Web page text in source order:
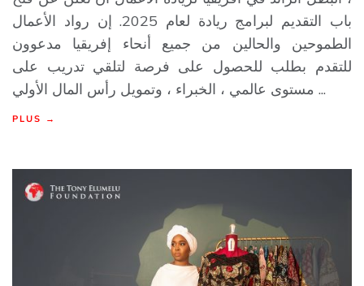
باب التقديم لبرامج ريادة لعام 2025. إن رواد الأعمال
الطموحين والحالين من جميع أنحاء إفريقيا مدعوون
للتقدم بطلب للحصول على فرصة لتلقي تدريب على
مستوى عالمي ، الخبراء ، وتمويل رأس المال الأولي ...
PLUS →